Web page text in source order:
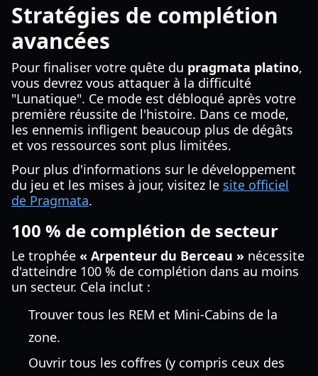
Stratégies de complétion
avancées
Pour finaliser votre quête du pragmata platino,
vous devrez vous attaquer à la difficulté
"Lunatique". Ce mode est débloqué après votre
première réussite de l'histoire. Dans ce mode,
les ennemis infligent beaucoup plus de dégâts
et vos ressources sont plus limitées.
Pour plus d'informations sur le développement
du jeu et les mises à jour, visitez le site officiel
de Pragmata.
100 % de complétion de secteur
Le trophée « Arpenteur du Berceau » nécessite
d'atteindre 100 % de complétion dans au moins
un secteur. Cela inclut :
Trouver tous les REM et Mini-Cabins de la
zone.
Ouvrir tous les coffres (y compris ceux des